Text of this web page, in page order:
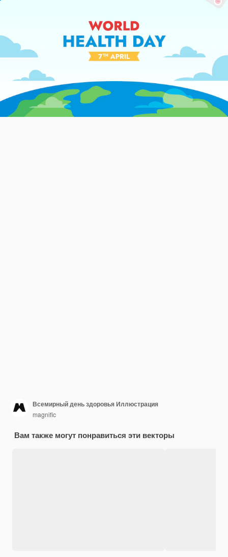
Всемирный день здоровья Иллюстрация
magnific
Вам также могут понравиться эти векторы